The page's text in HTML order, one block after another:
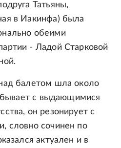
Татьяны,
в Иакинфа) была
обеими
- Ладой Старковой
балетом шла около
бывает с выдающимися
он резонирует с
словно сочинен по
актуален и в